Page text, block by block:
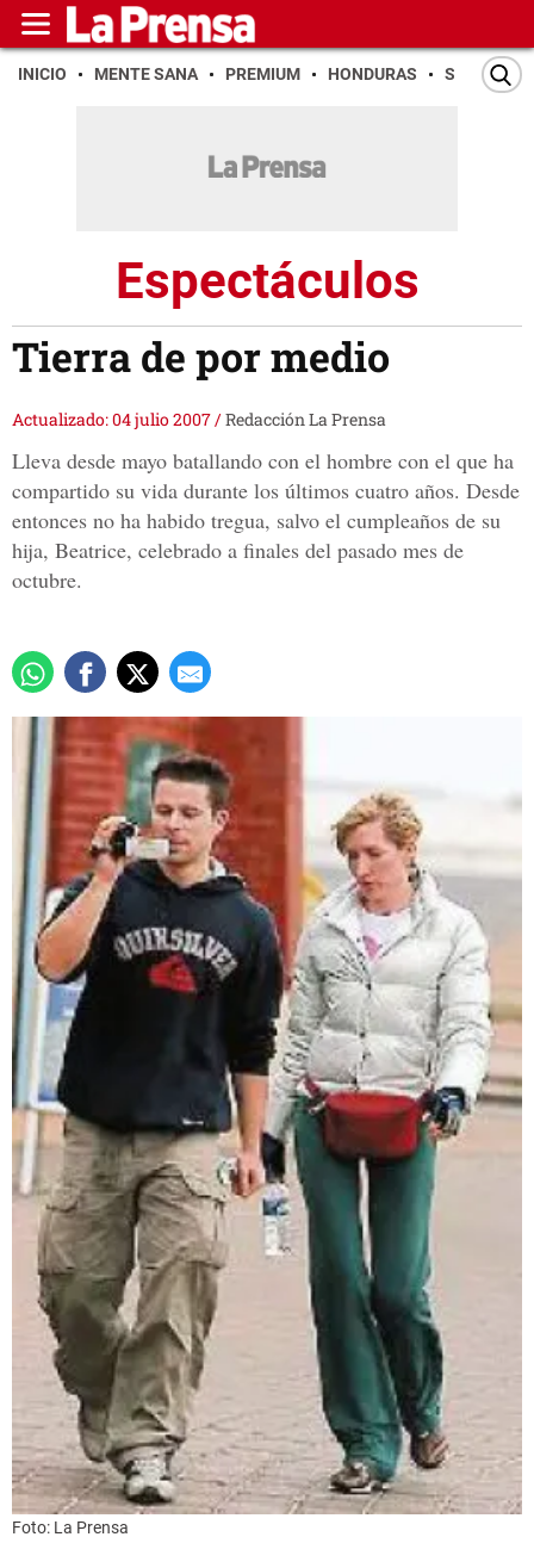
INICIO MENTE SANA PREMIUM HONDURAS SAN PEDRO
Espectáculos
Tierra de por medio
Actualizado: 04 julio 2007/Redacción La Prensa
Lleva desde mayo batallando con el hombre con el que ha
compartido su vida durante los últimos cuatro años. Desde
entonces no ha habido tregua, salvo el cumpleaños de su
hija, Beatrice, celebrado a finales del pasado mes de
octubre.
Foto: La Prensa